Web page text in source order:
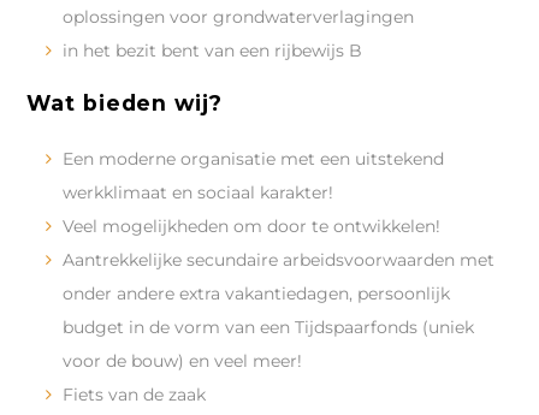
oplossingen voor grondwaterverlagingen
in het bezit bent van een rijbewijs B
Wat bieden wij?
Een moderne organisatie met een uitstekend
werkklimaat en sociaal karakter!
Veel mogelijkheden om door te ontwikkelen!
Aantrekkelijke secundaire arbeidsvoorwaarden met
onder andere extra vakantiedagen, persoonlijk
budget in de vorm van een Tijdspaarfonds (uniek
voor de bouw) en veel meer!
Fiets van de zaak